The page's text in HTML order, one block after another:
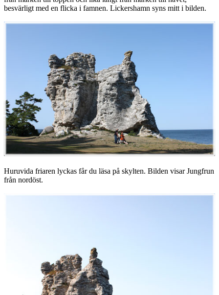
besvärligt med en flicka i famnen. Lickershamn syns mitt i bilden.
Huruvida friaren lyckas får du läsa på skylten. Bilden visar Jungfrun
från nordöst.